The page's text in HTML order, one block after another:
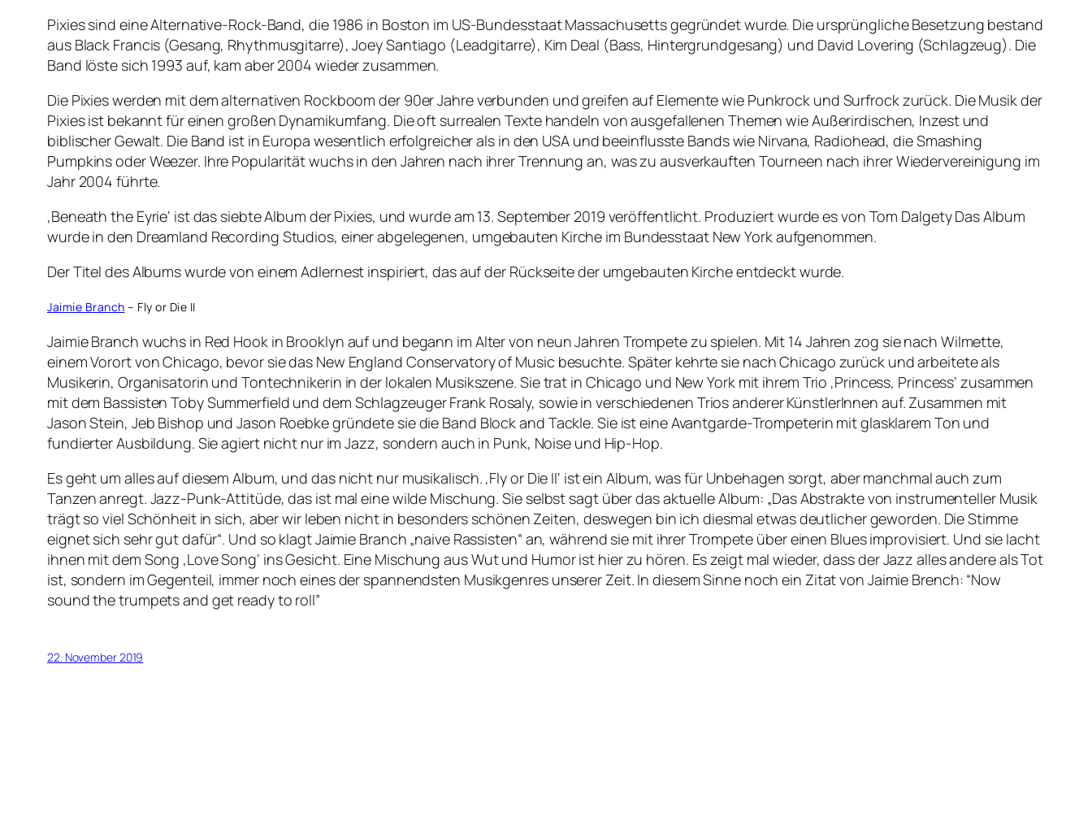
Pixies sind eine Alternative-Rock-Band, die 1986 in Boston im US-Bundesstaat Massachusetts gegründet wurde. Die ursprüngliche Besetzung bestand
aus Black Francis (Gesang, Rhythmusgitarre), Joey Santiago (Leadgitarre), Kim Deal (Bass, Hintergrundgesang) und David Lovering (Schlagzeug). Die
Band löste sich 1993 auf, kam aber 2004 wieder zusammen.
Die Pixies werden mit dem alternativen Rockboom der 90er Jahre verbunden und greifen auf Elemente wie Punkrock und Surfrock zurück. Die Musik der
Pixies ist bekannt für einen großen Dynamikumfang. Die oft surrealen Texte handeln von ausgefallenen Themen wie Außerirdischen, Inzest und
biblischer Gewalt. Die Band ist in Europa wesentlich erfolgreicher als in den USA und beeinflusste Bands wie Nirvana, Radiohead, die Smashing
Pumpkins oder Weezer. Ihre Popularität wuchs in den Jahren nach ihrer Trennung an, was zu ausverkauften Tourneen nach ihrer Wiedervereinigung im
Jahr 2004 führte.
‚Beneath the Eyrie‘ ist das siebte Album der Pixies, und wurde am 13. September 2019 veröffentlicht. Produziert wurde es von Tom Dalgety Das Album
wurde in den Dreamland Recording Studios, einer abgelegenen, umgebauten Kirche im Bundesstaat New York aufgenommen.
Der Titel des Albums wurde von einem Adlernest inspiriert, das auf der Rückseite der umgebauten Kirche entdeckt wurde.
Jaimie Branch – Fly or Die II
Jaimie Branch wuchs in Red Hook in Brooklyn auf und begann im Alter von neun Jahren Trompete zu spielen. Mit 14 Jahren zog sie nach Wilmette,
einem Vorort von Chicago, bevor sie das New England Conservatory of Music besuchte. Später kehrte sie nach Chicago zurück und arbeitete als
Musikerin, Organisatorin und Tontechnikerin in der lokalen Musikszene. Sie trat in Chicago und New York mit ihrem Trio ‚Princess, Princess‘ zusammen
mit dem Bassisten Toby Summerfield und dem Schlagzeuger Frank Rosaly, sowie in verschiedenen Trios anderer KünstlerInnen auf. Zusammen mit
Jason Stein, Jeb Bishop und Jason Roebke gründete sie die Band Block and Tackle. Sie ist eine Avantgarde-Trompeterin mit glasklarem Ton und
fundierter Ausbildung. Sie agiert nicht nur im Jazz, sondern auch in Punk, Noise und Hip-Hop.
Es geht um alles auf diesem Album, und das nicht nur musikalisch. ‚Fly or Die II‘ ist ein Album, was für Unbehagen sorgt, aber manchmal auch zum
Tanzen anregt. Jazz-Punk-Attitüde, das ist mal eine wilde Mischung. Sie selbst sagt über das aktuelle Album: „Das Abstrakte von instrumenteller Musik
trägt so viel Schönheit in sich, aber wir leben nicht in besonders schönen Zeiten, deswegen bin ich diesmal etwas deutlicher geworden. Die Stimme
eignet sich sehr gut dafür“. Und so klagt Jaimie Branch „naive Rassisten“ an, während sie mit ihrer Trompete über einen Blues improvisiert. Und sie lacht
ihnen mit dem Song ‚Love Song‘ ins Gesicht. Eine Mischung aus Wut und Humor ist hier zu hören. Es zeigt mal wieder, dass der Jazz alles andere als Tot
ist, sondern im Gegenteil, immer noch eines der spannendsten Musikgenres unserer Zeit. In diesem Sinne noch ein Zitat von Jaimie Brench: “Now
sound the trumpets and get ready to roll”
22. November 2019